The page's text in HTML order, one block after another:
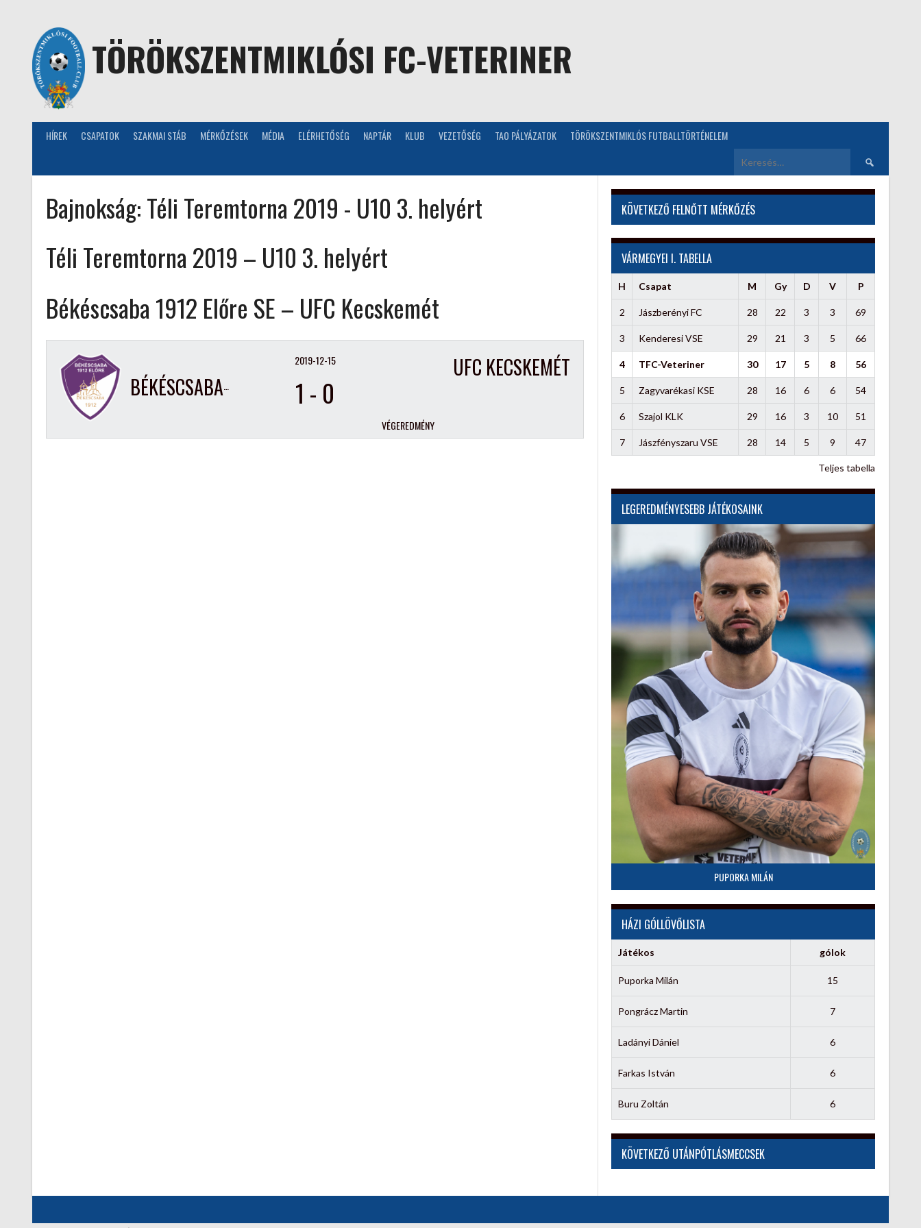
TÖRÖKSZENTMIKLÓSI FC-VETERINER
HÍREK CSAPATOK SZAKMAI STÁB MÉRKŐZÉSEK MÉDIA ELÉRHETŐSÉG NAPTÁR KLUB VEZETŐSÉG TAO PÁLYÁZATOK TÖRÖKSZENTMIKLÓS FUTBALLTÖRTÉNELEM
Keresés:
Bajnokság:Téli Teremtorna 2019 - U10 3. helyért
Téli Teremtorna 2019 – U10 3. helyért
Békéscsaba 1912 Előre SE – UFC Kecskemét
BÉKÉSCSABA 1912 ELŐRE SE
UFC KECSKEMÉT
2019-12-15
1 - 0
VÉGEREDMÉNY
KÖVETKEZŐ FELNŐTT MÉRKŐZÉS
VÁRMEGYEI I. TABELLA
H Csapat M Gy D V P
2 Jászberényi FC 28 22 3 3 69
3 Kenderesi VSE 29 21 3 5 66
4 TFC-Veteriner 30 17 5 8 56
5 Zagyvarékasi KSE 28 16 6 6 54
6 Szajol KLK 29 16 3 10 51
7 Jászfényszaru VSE 28 14 5 9 47
Teljes tabella
LEGEREDMÉNYESEBB JÁTÉKOSAINK
PUPORKA MILÁN
HÁZI GÓLLÖVŐLISTA
Játékos gólok
Puporka Milán 15
Pongrácz Martin 7
Ladányi Dániel 6
Farkas István 6
Buru Zoltán 6
KÖVETKEZŐ UTÁNPÓTLÁSMECCSEK